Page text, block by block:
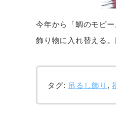
今年から「鯛のモビ
飾り物に入れ替える
タグ: 吊るし飾り ,